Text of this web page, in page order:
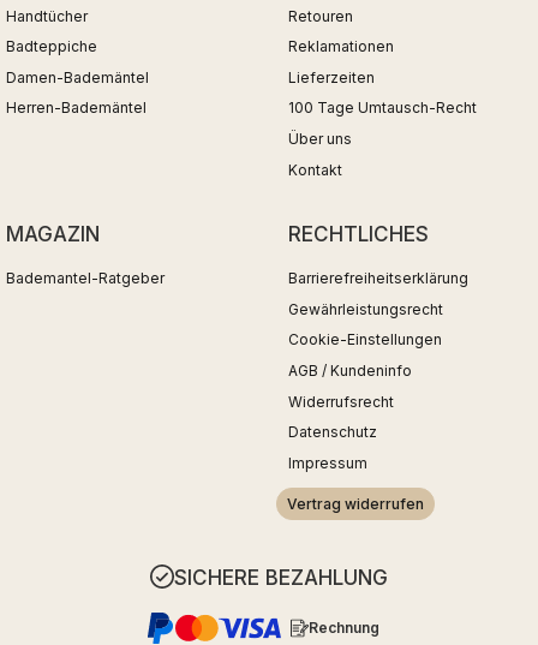
Handtücher
Badteppiche
Damen-Bademäntel
Herren-Bademäntel
Retouren
Reklamationen
Lieferzeiten
100 Tage Umtausch-Recht
Über uns
Kontakt
MAGAZIN
Bademantel-Ratgeber
RECHTLICHES
Barrierefreiheitserklärung
Gewährleistungsrecht
Cookie-Einstellungen
AGB / Kundeninfo
Widerrufsrecht
Datenschutz
Impressum
Vertrag widerrufen
SICHERE BEZAHLUNG
Rechnung